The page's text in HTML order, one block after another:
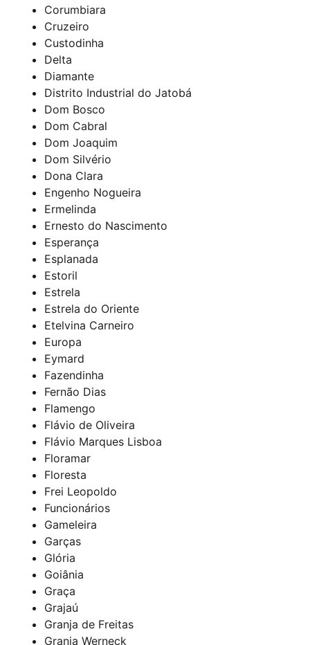
Corumbiara
Cruzeiro
Custodinha
Delta
Diamante
Distrito Industrial do Jatobá
Dom Bosco
Dom Cabral
Dom Joaquim
Dom Silvério
Dona Clara
Engenho Nogueira
Ermelinda
Ernesto do Nascimento
Esperança
Esplanada
Estoril
Estrela
Estrela do Oriente
Etelvina Carneiro
Europa
Eymard
Fazendinha
Fernão Dias
Flamengo
Flávio de Oliveira
Flávio Marques Lisboa
Floramar
Floresta
Frei Leopoldo
Funcionários
Gameleira
Garças
Glória
Goiânia
Graça
Grajaú
Granja de Freitas
Granja Werneck